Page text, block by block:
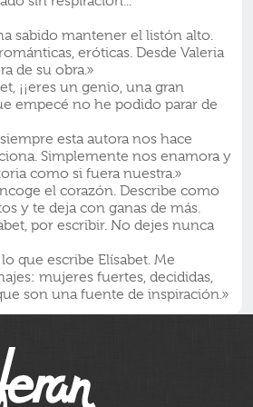
sabido mantener el listón alto.
eróticas. Desde Valeria
de su obra.»
¡¡eres un genio, una gran
empecé no he podido parar de
esta autora nos hace
Simplemente nos enamora y
como si fuera nuestra.»
el corazón. Describe como
y te deja con ganas de más.
por escribir. No dejes nunca
que escribe Elísabet. Me
mujeres fuertes, decididas,
son una fuente de inspiración.»